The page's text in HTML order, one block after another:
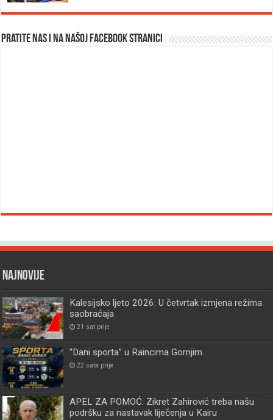
Pratite nas i na našoj facebook stranici
Najnovije
Kalesijsko ljeto 2026: U četvrtak izmjena režima
saobraćaja
21 sat prije
“Dani sporta” u Raincima Gornjim
22 sata prije
APEL ZA POMOĆ: Zikret Zahirović treba našu
podršku za nastavak liječenja u Kairu